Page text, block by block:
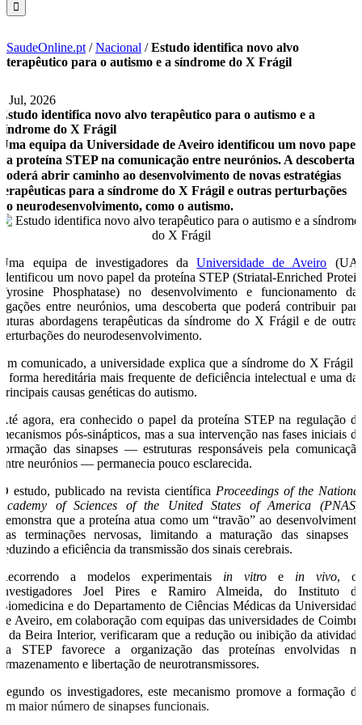
SaudeOnline.pt /Nacional /Estudo identifica novo alvo
terapêutico para o autismo e a síndrome do X Frágil
6 Jul, 2026
Estudo identifica novo alvo terapêutico para o autismo e a
síndrome do X Frágil
Uma equipa da Universidade de Aveiro identificou um novo papel
da proteína STEP na comunicação entre neurónios. A descoberta
poderá abrir caminho ao desenvolvimento de novas estratégias
terapêuticas para a síndrome do X Frágil e outras perturbações
do neurodesenvolvimento, como o autismo.
Uma equipa de investigadores daUniversidade de Aveiro (UA)
identificou um novo papel da proteína STEP (Striatal-Enriched Protein
Tyrosine Phosphatase) no desenvolvimento e funcionamento das
ligações entre neurónios, uma descoberta que poderá contribuir para
futuras abordagens terapêuticas da síndrome do X Frágil e de outras
perturbações do neurodesenvolvimento.
Em comunicado, a universidade explica que a síndrome do X Frágil é
a forma hereditária mais frequente de deficiência intelectual e uma das
principais causas genéticas do autismo.
Até agora, era conhecido o papel da proteína STEP na regulação de
mecanismos pós-sinápticos, mas a sua intervenção nas fases iniciais da
formação das sinapses — estruturas responsáveis pela comunicação
entre neurónios — permanecia pouco esclarecida.
O estudo, publicado na revista científica Proceedings of the National
Academy of Sciences of the United States of America (PNAS)
demonstra que a proteína atua como um “travão” ao desenvolvimento
das terminações nervosas, limitando a maturação das sinapses e
reduzindo a eficiência da transmissão dos sinais cerebrais.
Recorrendo a modelos experimentais in vitroe in vivo, os
investigadores Joel Pires e Ramiro Almeida, do Instituto de
Biomedicina e do Departamento de Ciências Médicas da Universidade
de Aveiro, em colaboração com equipas das universidades de Coimbra
e da Beira Interior, verificaram que a redução ou inibição da atividade
da STEP favorece a organização das proteínas envolvidas no
armazenamento e libertação de neurotransmissores.
Segundo os investigadores, este mecanismo promove a formação de
um maior número de sinapses funcionais.